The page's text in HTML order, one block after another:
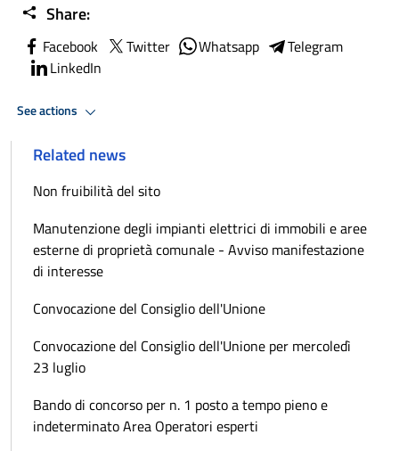
Share:
Facebook Twitter Whatsapp
Telegram
LinkedIn
See actions
Related news
Non fruibilità del sito
Manutenzione degli impianti elettrici di immobili e aree
esterne di proprietà comunale - Avviso manifestazione
di interesse
Convocazione del Consiglio dell'Unione
Convocazione del Consiglio dell'Unione per mercoledì
23 luglio
Bando di concorso per n. 1 posto a tempo pieno e
indeterminato Area Operatori esperti